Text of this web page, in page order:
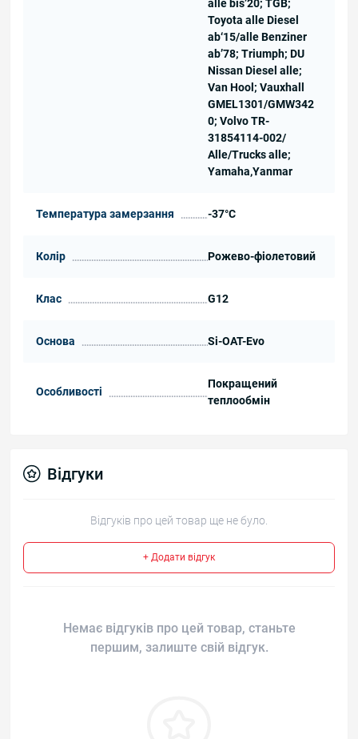
alle bis’20; TGB;
Toyota alle Diesel
ab‘15/alle Benziner
ab’78; Triumph; DU
Nissan Diesel alle;
Van Hool; Vauxhall
GMEL1301/GMW342
0; Volvo TR-
31854114-002/
Alle/Trucks alle;
Yamaha,Yanmar
Температура замерзання -37°C
Колір Рожево-фіолетовий
Клас G12
Основа Si-OAT-Evo
Особливості
Покращений
теплообмін
Відгуки
Відгуків про цей товар ще не було.
+ Додати відгук
Немає відгуків про цей товар, станьте
першим, залиште свій відгук.